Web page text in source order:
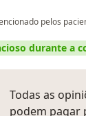
pelos
durante a
Todas as
podem pagar